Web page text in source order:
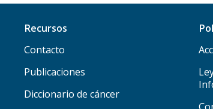
Recursos
Contacto
Publicaciones
Diccionario de cáncer